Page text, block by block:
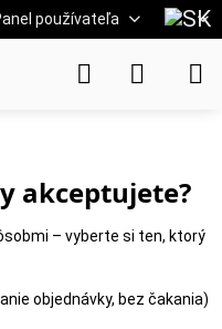
používateľa
akceptujete?
– vyberte si ten, ktorý
objednávky, bez čakania)